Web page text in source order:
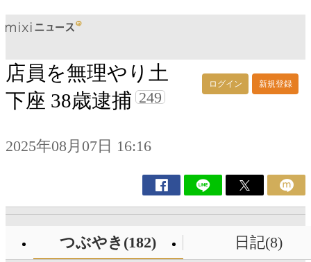
ログイン 新規登録
店員を無理やり土
下座 38歳逮捕 249
2025年08月07日 16:16
つぶやき(182) 日記(8)